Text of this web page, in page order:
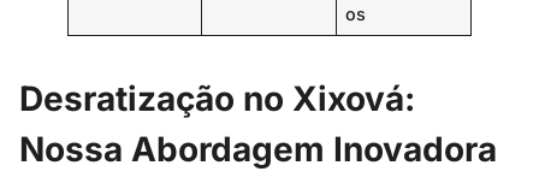
os
Desratização no Xixová:
Nossa Abordagem Inovadora